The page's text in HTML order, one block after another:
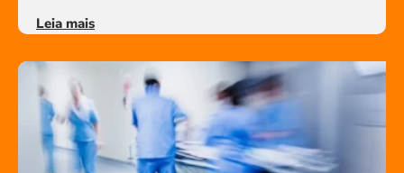
Leia mais